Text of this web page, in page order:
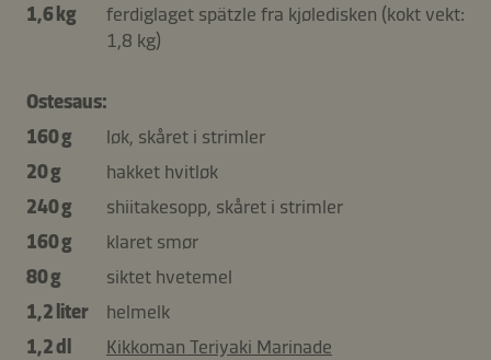
1,6 kg
ferdiglaget spätzle fra kjøledisken (kokt vekt:
1,8 kg)
Ostesaus:
160 g
løk, skåret i strimler
20 g
hakket hvitløk
240 g
shiitakesopp, skåret i strimler
160 g
klaret smør
80 g
siktet hvetemel
1,2 liter
helmelk
1,2 dl
Kikkoman Teriyaki Marinade